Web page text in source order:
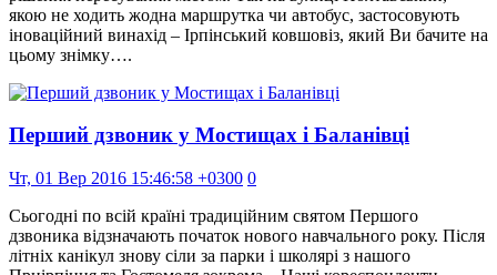
якою не ходить жодна маршрутка чи автобус, застосовують
іноваційний винахід – Ірпінський ковшовіз, який Ви бачите на
цьому знімку….
Перший дзвоник у Мостищах і Баланівці
Чт, 01 Вер 2016 15:46:58 +0300 0
Сьогодні по всій країні традиційним святом Першого
дзвоника відзначають початок нового навчального року. Після
літніх канікул знову сіли за парки і школярі з нашого